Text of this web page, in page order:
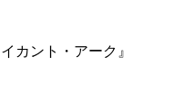
カント・アーク』